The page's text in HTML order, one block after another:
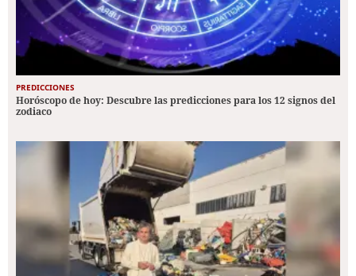
PREDICCIONES
Horóscopo de hoy: Descubre las predicciones para los 12 signos del
zodiaco